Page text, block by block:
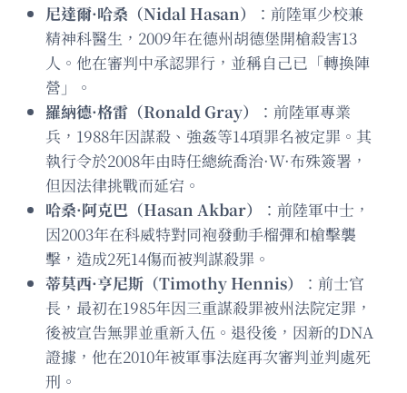
尼達爾·哈桑（Nidal Hasan）
：前陸軍少校兼
精神科醫生，2009年在德州胡德堡開槍殺害13
人。他在審判中承認罪行，並稱自己已「轉換陣
營」。
羅納德·格雷（Ronald Gray）
：前陸軍專業
兵，1988年因謀殺、強姦等14項罪名被定罪。其
執行令於2008年由時任總統喬治·W·布殊簽署，
但因法律挑戰而延宕。
哈桑·阿克巴（Hasan Akbar）
：前陸軍中士，
因2003年在科威特對同袍發動手榴彈和槍擊襲
擊，造成2死14傷而被判謀殺罪。
蒂莫西·亨尼斯（Timothy Hennis）
：前士官
長，最初在1985年因三重謀殺罪被州法院定罪，
後被宣告無罪並重新入伍。退役後，因新的DNA
證據，他在2010年被軍事法庭再次審判並判處死
刑。